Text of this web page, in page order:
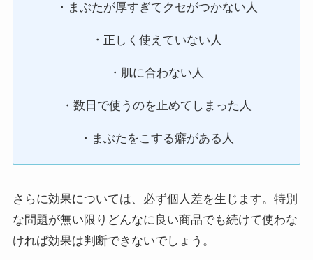
・まぶたが厚すぎてクセがつかない人
・正しく使えていない人
・肌に合わない人
・数日で使うのを止めてしまった人
・まぶたをこする癖がある人
さらに効果については、必ず個人差を生じます。特別
な問題が無い限りどんなに良い商品でも続けて使わな
ければ効果は判断できないでしょう。